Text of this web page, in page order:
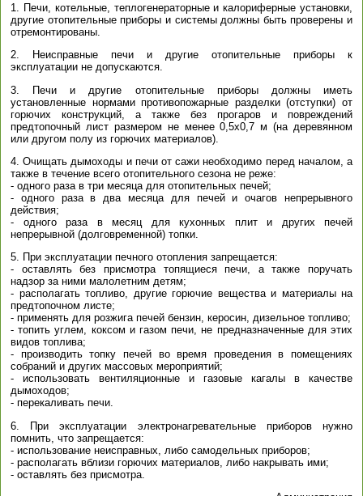
1. Печи, котельные, теплогенераторные и калориферные установки,
другие отопительные приборы и системы должны быть проверены и
отремонтированы.
2. Неисправные печи и другие отопительные приборы к
эксплуатации не допускаются.
3. Печи и другие отопительные приборы должны иметь
установленные нормами противопожарные разделки (отступки) от
горючих конструкций, а также без прогаров и повреждений
предтопочный лист размером не менее 0,5x0,7 м (на деревянном
или другом полу из горючих материалов).
4. Очищать дымоходы и печи от сажи необходимо перед началом, а
также в течение всего отопительного сезона не реже:
- одного раза в три месяца для отопительных печей;
- одного раза в два месяца для печей и очагов непрерывного
действия;
- одного раза в месяц для кухонных плит и других печей
непрерывной (долговременной) топки.
5. При эксплуатации печного отопления запрещается:
- оставлять без присмотра топящиеся печи, а также поручать
надзор за ними малолетним детям;
- располагать топливо, другие горючие вещества и материалы на
предтопочном листе;
- применять для розжига печей бензин, керосин, дизельное топливо;
- топить углем, коксом и газом печи, не предназначенные для этих
видов топлива;
- производить топку печей во время проведения в помещениях
собраний и других массовых мероприятий;
- использовать вентиляционные и газовые кагалы в качестве
дымоходов;
- перекаливать печи.
6. При эксплуатации электронагревательные приборов нужно
помнить, что запрещается:
- использование неисправных, либо самодельных приборов;
- располагать вблизи горючих материалов, либо накрывать ими;
- оставлять без присмотра.